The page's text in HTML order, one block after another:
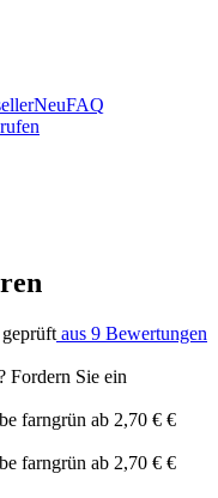
NeuFAQ
aus 9 Bewertungen
Fordern Sie ein